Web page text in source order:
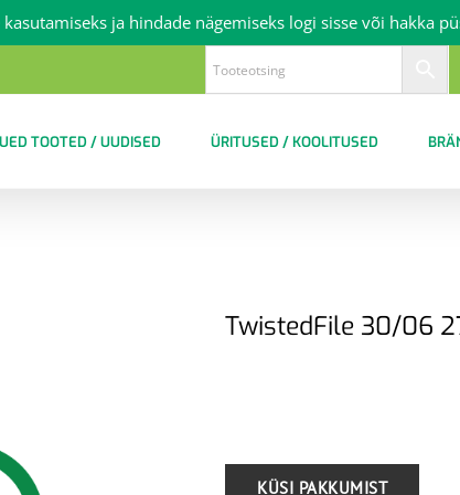
TOOTED / UUDISED ÜRITUSED / KOOLITUSED
TwistedFile 30/06
kasutamiseks ja hindade nägemiseks logi sisse või hakka